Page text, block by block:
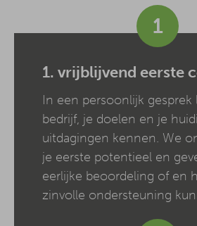
1
1. vrijblijvend eerste
In een persoonlijk gesprek
bedrijf, je doelen en je
uitdagingen kennen. We
je eerste potentieel en
eerlijke beoordeling of en
zinvolle ondersteuning